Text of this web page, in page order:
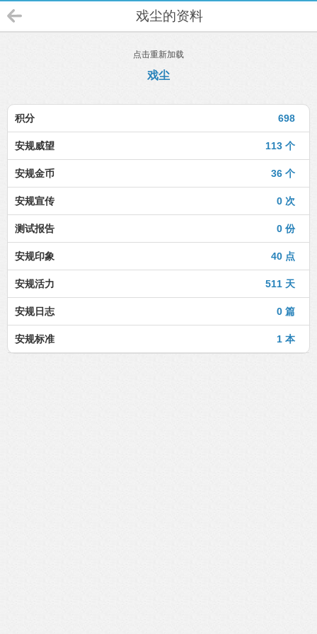
戏尘的资料
点击重新加载
戏尘
698
积分
113 个
安规威望
36 个
安规金币
0 次
安规宣传
0 份
测试报告
40 点
安规印象
511 天
安规活力
0 篇
安规日志
1 本
安规标准